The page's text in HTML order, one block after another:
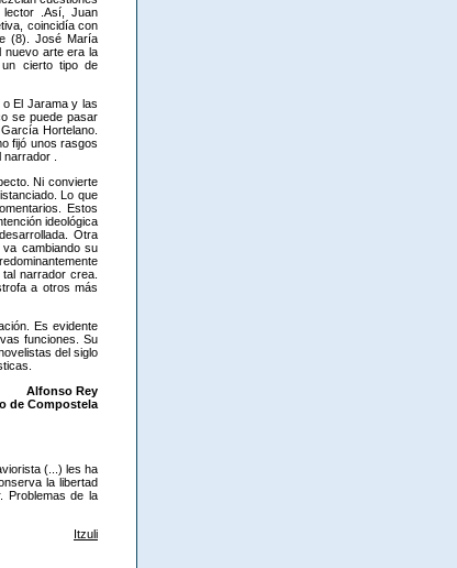
.Así, Juan
coincidía con
(8). José María
nuevo arte era la
cierto tipo de
El Jarama y las
se puede pasar
Hortelano.
fijó unos rasgos
.
Ni convierte
Lo que
Estos
ideológica
Otra
cambiando su
narrador crea.
a otros más
Es evidente
funciones. Su
del siglo
Alfonso Rey
de Compostela
(...) les ha
la libertad
Problemas de la
Itzuli